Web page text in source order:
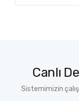
Canlı
Sistemimizin